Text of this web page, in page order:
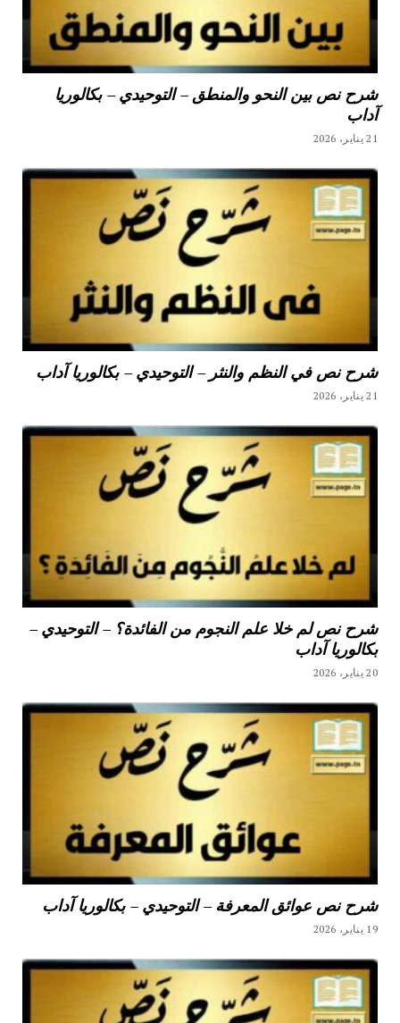
شرح نص بين النحو والمنطق – التوحيدي – بكالوريا
آداب
21 يناير، 2026
شرح نص في النظم والنثر – التوحيدي – بكالوريا آداب
21 يناير، 2026
شرح نص لم خلا علم النجوم من الفائدة؟ – التوحيدي –
بكالوريا آداب
20 يناير، 2026
شرح نص عوائق المعرفة – التوحيدي – بكالوريا آداب
19 يناير، 2026